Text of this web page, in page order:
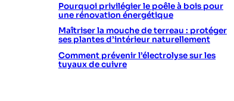
Pourquoi privilégier le poêle à bois pour
une rénovation énergétique
Maîtriser la mouche de terreau : protéger
ses plantes d’intérieur naturellement
Comment prévenir l’électrolyse sur les
tuyaux de cuivre